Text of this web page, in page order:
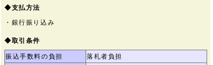
◆支払方法
・銀行振り込み
◆取引条件
振込手数料の負担
落札者負担